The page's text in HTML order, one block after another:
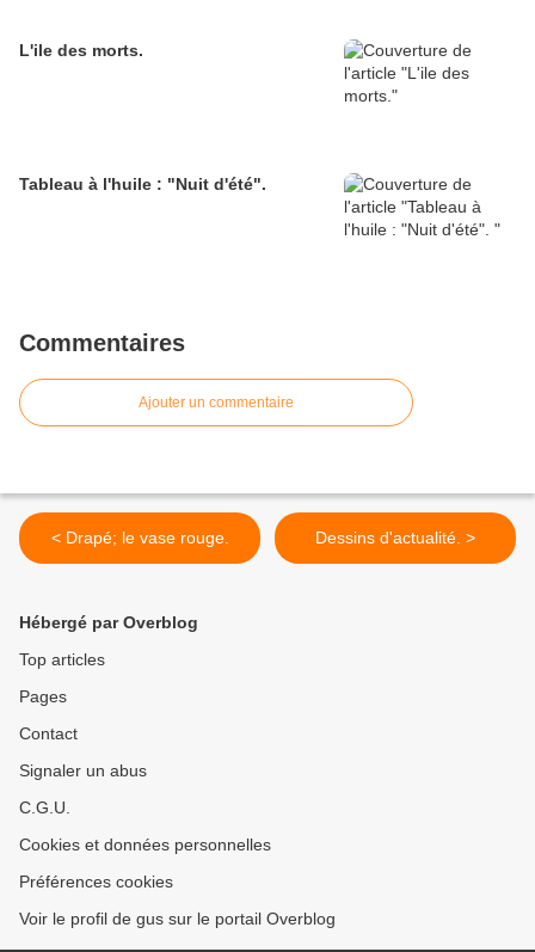
L'ile des morts.
Tableau à l'huile : "Nuit d'été".
Commentaires
Ajouter un commentaire
< Drapé; le vase rouge. Dessins d'actualité. >
Hébergé par Overblog
Top articles
Pages
Contact
Signaler un abus
C.G.U.
Cookies et données personnelles
Préférences cookies
Voir le profil de gus sur le portail Overblog